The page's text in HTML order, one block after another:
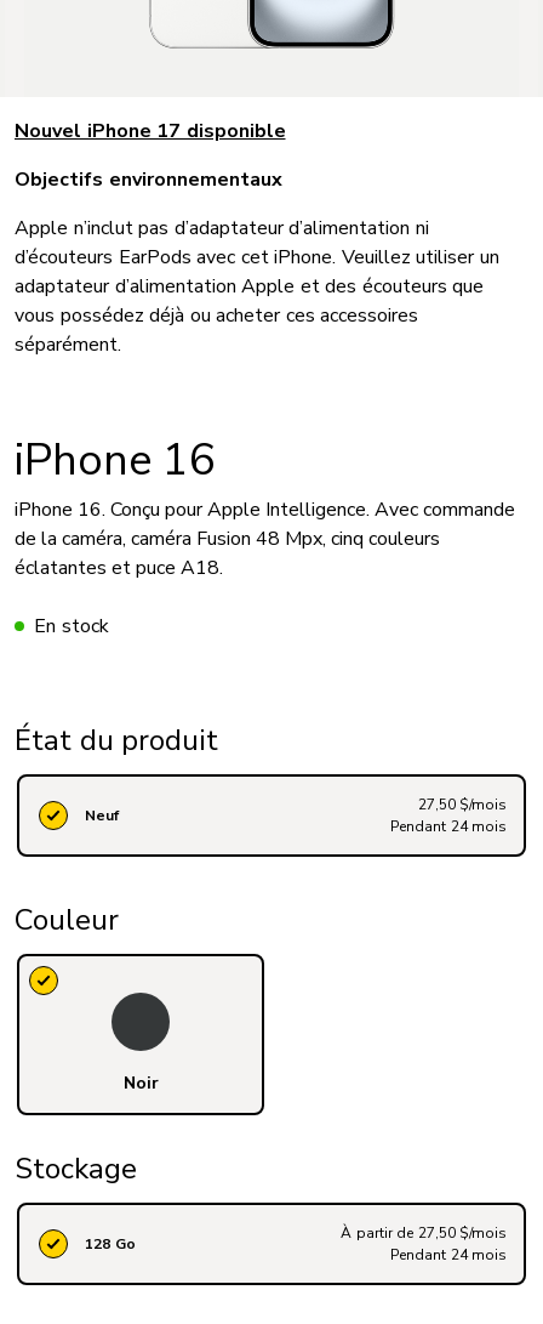
Nouvel iPhone 17 disponible
Objectifs environnementaux
Apple n’inclut pas d’adaptateur d’alimentation ni
d’écouteurs EarPods avec cet iPhone. Veuillez utiliser un
adaptateur d’alimentation Apple et des écouteurs que
vous possédez déjà ou acheter ces accessoires
séparément.
iPhone 16
iPhone 16. Conçu pour Apple Intelligence. Avec commande
de la caméra, caméra Fusion 48 Mpx, cinq couleurs
éclatantes et puce A18.
En stock
État du produit
Neuf
27,50 $/mois
Pendant 24 mois
Couleur
Noir
Stockage
128 Go
À partir de 27,50 $/mois
Pendant 24 mois